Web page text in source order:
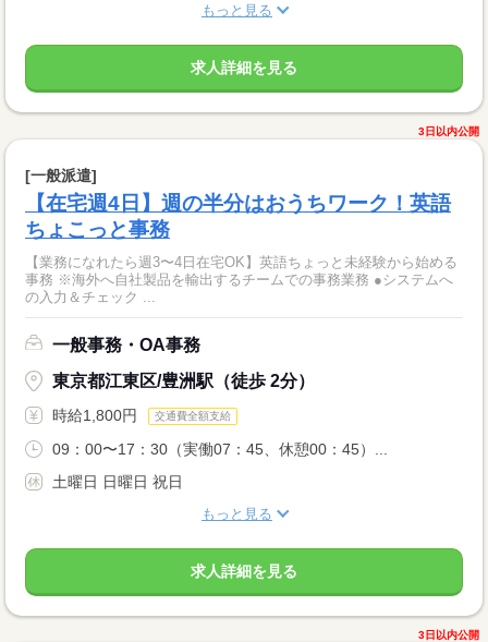
もっと見る
求人詳細を見る
3日以内公開
[一般派遣]
【在宅週4日】週の半分はおうちワーク！英語
ちょこっと事務
【業務になれたら週3〜4日在宅OK】英語ちょっと未経験から始める
事務 ※海外へ自社製品を輸出するチームでの事務業務 ●システムへ
の入力＆チェック ...
一般事務・OA事務
東京都江東区/豊洲駅（徒歩 2分）
時給1,800円 交通費全額支給
09：00〜17：30（実働07：45、休憩00：45）...
土曜日 日曜日 祝日
もっと見る
求人詳細を見る
3日以内公開